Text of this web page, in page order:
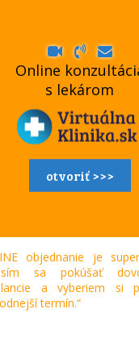
Online
s lekárom
otvoriť >>>
objednanie je
sa pokúšať
a vyberiem si
termín.“